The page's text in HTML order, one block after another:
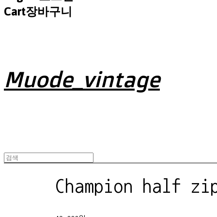
Cart장바구니
Muode_vintage
Champion half